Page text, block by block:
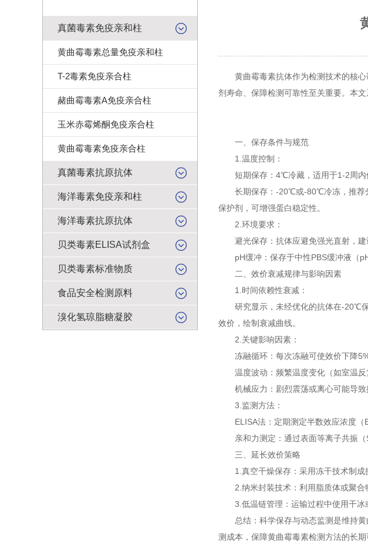
真菌毒素免疫亲和柱
黄曲霉毒素总量免疫亲和柱
T-2毒素免疫亲合柱
赭曲霉毒素A免疫亲合柱
玉米赤霉烯酮免疫亲合柱
黄曲霉毒素免疫亲合柱
真菌毒素抗原抗体
海洋毒素免疫亲和柱
海洋毒素抗原抗体
贝类毒素ELISA试剂盒
贝类毒素标准物质
食品安全检测原料
溴化氢琼脂糖凝胶
黄曲霉毒素抗体作为检测技术的核心
剂寿命、保障检测可靠性至关重要。本文
一、保存条件与规范
1.温度控制：
短期保存：4℃冷藏，适用于1-2周内
长期保存：-20℃或-80℃冷冻，推荐分
保护剂，可增强蛋白稳定性。
2.环境要求：
避光保存：抗体应避免强光直射，建
pH缓冲：保存于中性PBS缓冲液（pH
二、效价衰减规律与影响因素
1.时间依赖性衰减：
研究显示，未经优化的抗体在-20℃保
效价，绘制衰减曲线。
2.关键影响因素：
冻融循环：每次冻融可使效价下降
温度波动：频繁温度变化（如室温反
机械应力：剧烈震荡或离心可能导致
3.监测方法：
ELISA法：定期测定半数效应浓度（
亲和力测定：通过表面等离子共振（
三、延长效价策略
1.真空干燥保存：采用冻干技术制成
2.纳米封装技术：利用脂质体或聚合
3.低温链管理：运输过程中使用干冰
总结：科学保存与动态监测是维持黄
测成本，保障黄曲霉毒素检测方法的长期